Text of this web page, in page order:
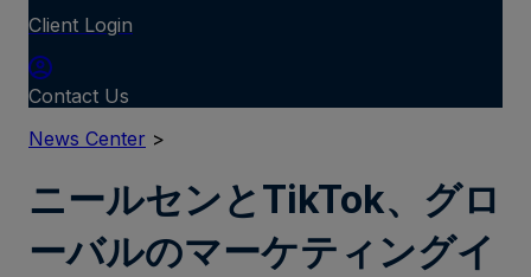
Client Login
Contact Us
News Center >
ニールセンとTikTok、グロ
ーバルのマーケティングイ